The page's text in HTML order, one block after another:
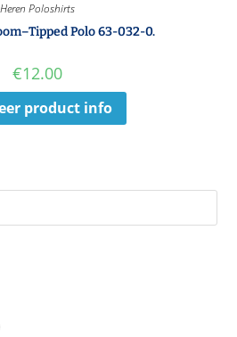
Heren Poloshirts
Polo 63-032-0.
€12.00
product info